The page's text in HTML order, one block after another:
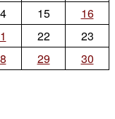
15
16
22
23
29
30